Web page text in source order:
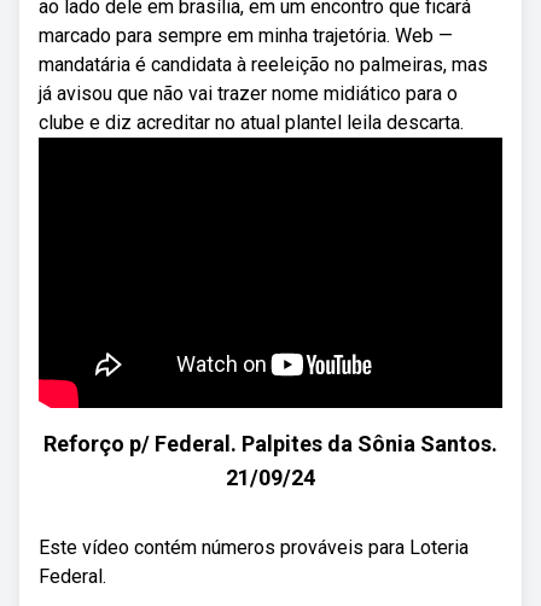
ao lado dele em brasília, em um encontro que ficará
marcado para sempre em minha trajetória. Web —
mandatária é candidata à reeleição no palmeiras, mas
já avisou que não vai trazer nome midiático para o
clube e diz acreditar no atual plantel leila descarta.
Reforço p/ Federal. Palpites da Sônia Santos.
21/09/24
Este vídeo contém números prováveis para Loteria
Federal.